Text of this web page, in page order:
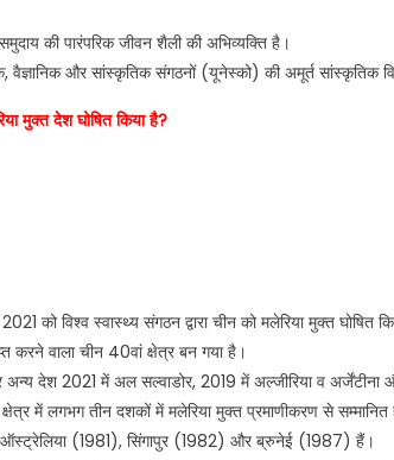
की पारंपरिक जीवन शैली की अभिव्यक्ति है।
वैज्ञानिक और सांस्कृतिक संगठनों (यूनेस्को) की अमूर्त सांस्कृतिक
मुक्त देश घोषित किया है?
को विश्व स्वास्थ्य संगठन द्वारा चीन को मलेरिया मुक्त घोषित
करने वाला चीन 40वां क्षेत्र बन गया है।
अन्य देश 2021 में अल सल्वाडोर, 2019 में अल्जीरिया व
में लगभग तीन दशकों में मलेरिया मुक्त प्रमाणीकरण से सम्मानित
ऑस्ट्रेलिया (1981), सिंगापुर (1982) और ब्रुनेई (1987) हैं।